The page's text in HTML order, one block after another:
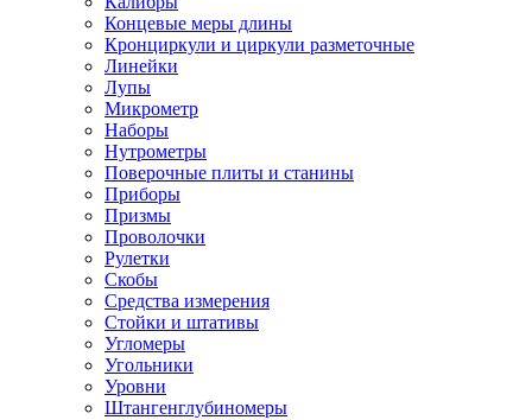
Концевые меры длины
Кронциркули и циркули разметочные
Линейки
Лупы
Микрометр
Наборы
Нутрометры
Поверочные плиты и станины
Приборы
Призмы
Проволочки
Рулетки
Скобы
Средства измерения
Стойки и штативы
Угломеры
Угольники
Уровни
Штангенглубиномеры